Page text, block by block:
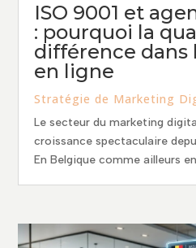
ISO 9001 et
: pourquoi la
différence
en ligne
Stratégie de Marketing
Le secteur du marketing
croissance spectaculaire
En Belgique comme ailleurs